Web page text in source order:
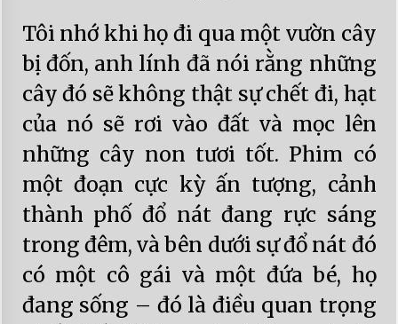
Tôi nhớ khi họ đi qua một vườn cây
bị đốn, anh lính đã nói rằng những
cây đó sẽ không thật sự chết đi, hạt
của nó sẽ rơi vào đất và mọc lên
những cây non tươi tốt. Phim có
một đoạn cực kỳ ấn tượng, cảnh
thành phố đổ nát đang rực sáng
trong đêm, và bên dưới sự đổ nát đó
có một cô gái và một đứa bé, họ
đang sống – đó là điều quan trọng